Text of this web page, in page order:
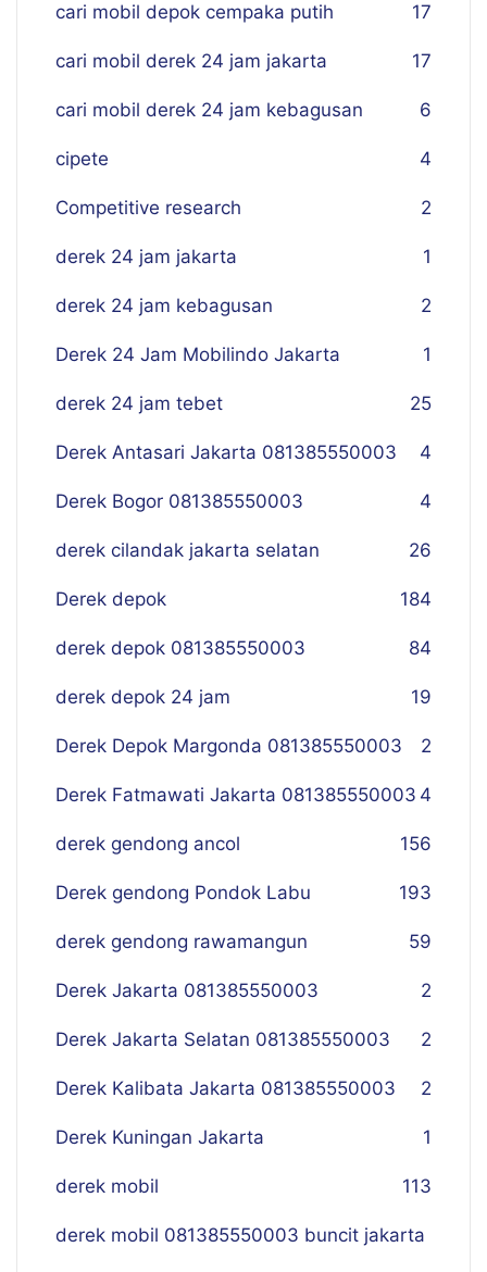
cari mobil depok cempaka putih 17
cari mobil derek 24 jam jakarta 17
cari mobil derek 24 jam kebagusan 6
cipete 4
Competitive research 2
derek 24 jam jakarta 1
derek 24 jam kebagusan 2
Derek 24 Jam Mobilindo Jakarta 1
derek 24 jam tebet 25
Derek Antasari Jakarta 081385550003 4
Derek Bogor 081385550003 4
derek cilandak jakarta selatan 26
Derek depok 184
derek depok 081385550003 84
derek depok 24 jam 19
Derek Depok Margonda 081385550003 2
Derek Fatmawati Jakarta 081385550003 4
derek gendong ancol 156
Derek gendong Pondok Labu 193
derek gendong rawamangun 59
Derek Jakarta 081385550003 2
Derek Jakarta Selatan 081385550003 2
Derek Kalibata Jakarta 081385550003 2
Derek Kuningan Jakarta 1
derek mobil 113
derek mobil 081385550003 buncit jakarta